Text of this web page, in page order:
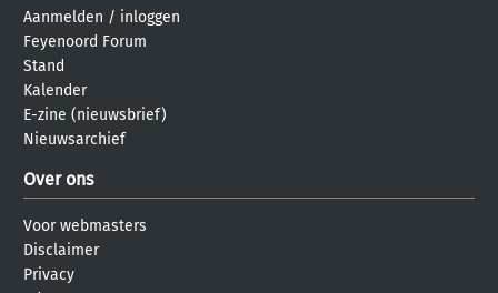
Aanmelden / inloggen
Feyenoord Forum
Stand
Kalender
E-zine (nieuwsbrief)
Nieuwsarchief
Over ons
Voor webmasters
Disclaimer
Privacy